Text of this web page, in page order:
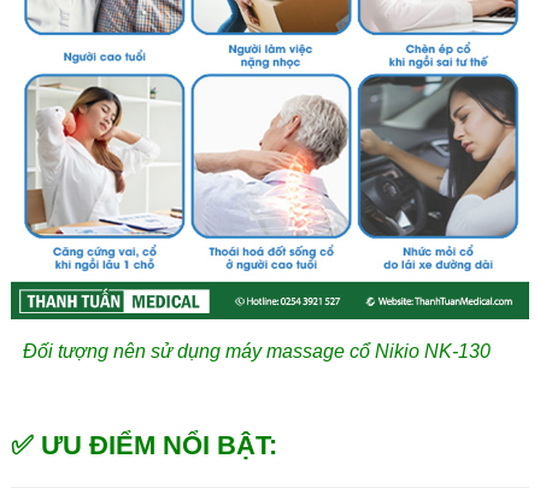
Đối tượng nên sử dụng máy massage cổ Nikio NK-130
✅ ƯU ĐIỂM NỔI BẬT: